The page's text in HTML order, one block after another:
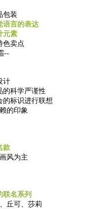
包装
语言的表达
元素
色卖点
--
计
的科学严谨性
的标识进行联想
的印象
款
风为主
联名系列
丘可、莎莉